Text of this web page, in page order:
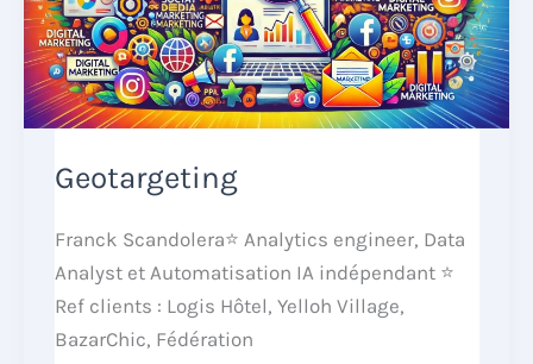
Geotargeting
Franck Scandolera⭐ Analytics engineer, Data
Analyst et Automatisation IA indépendant ⭐
Ref clients : Logis Hôtel, Yelloh Village,
BazarChic, Fédération